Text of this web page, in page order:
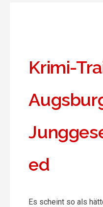
Krimi-
ed
Es scheint so als